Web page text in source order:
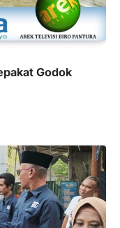
Godok